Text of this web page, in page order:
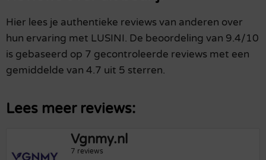
Hier lees je authentieke reviews van anderen over
hun ervaring met LUSINI. De beoordeling van 9.4/10
is gebaseerd op 7 gecontroleerde reviews met een
gemiddelde van 4.7 uit 5 sterren.
Lees meer reviews:
Vgnmy.nl
7 reviews